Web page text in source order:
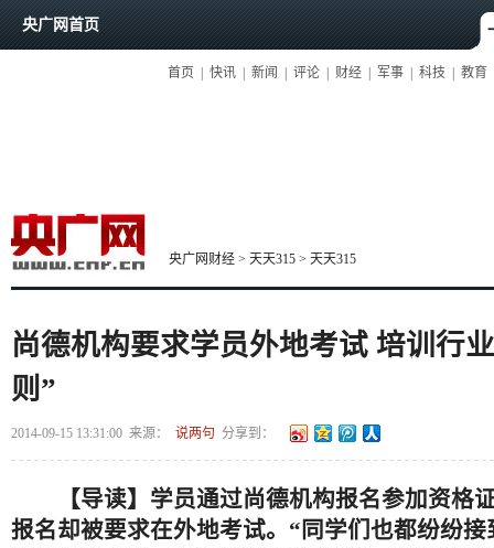
央广网首页
首页 快讯 新闻 评论 财经 军事 科技 教育
央广网财经 > 天天315 > 天天315
尚德机构要求学员外地考试 培训行
则”
2014-09-15 13:31:00 来源： 说两句 分享到：
【导读】学员通过尚德机构报名参加资格
报名却被要求在外地考试。“同学们也都纷纷